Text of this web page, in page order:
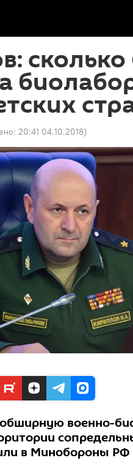
20:41 04.10.2018)
военно-
в Минобороны РФ